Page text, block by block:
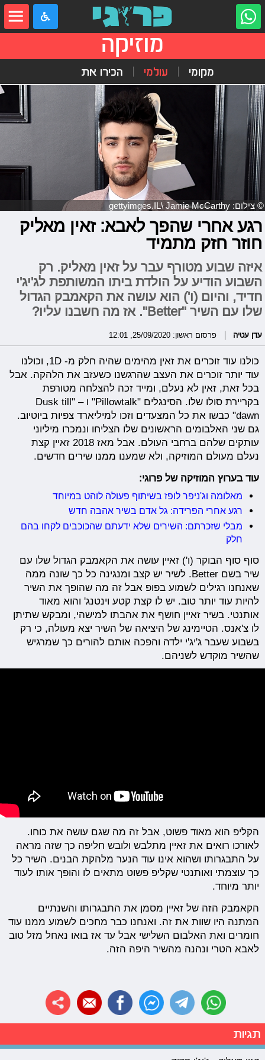
מוזיקה
מקומי עולמי הכירו את
© צילום: gettyimges.IL\ Jamie McCarthy
רגע אחרי שהפך לאבא: זאין מאליק
חוזר חזק מתמיד
איזה שבוע מטורף עבר על זאין מאליק. רק
השבוע הודיע על הולדת ביתו המשותפת לג'יג'י
חדיד, והיום (ו') הוא עושה את הקאמבק הגדול
שלו עם השיר "Better". אז מה חשבנו עליו?
עדן עטיה פרסום ראשון: 25/09/2020, 12:01
כולנו עוד זוכרים את זאין מהימים שהיה חלק מ- 1D, וכולנו
עוד יותר זוכרים את העצב שהרגשנו כשעזב את הלהקה. אבל
בכל זאת, זאין לא נעלם, ומייד זכה להצלחה מטורפת
בקריירת סולו שלו. הסינגלים "Pillowtalk" ו – "Dusk till
dawn" כבשו את כל המצעדים וזכו למיליארד צפיות ביוטיוב.
גם שני האלבומים הראשונים שלו הצליחו ונמכרו מיליוני
עותקים שלהם ברחבי העולם. אבל מאז 2018 זאיין קצת
נעלם מעולם המוזיקה, ולא שמענו ממנו שירים חדשים.
עוד בערוץ המוזיקה של פרוגי:
מאלומה וג'ניפר לופז בשיתוף פעולה לוהט במיוחד
רגע אחרי הפרידה: גל אדם בשיר אהבה חדש
מבלי שזכרתם: השירים שלא ידעתם שהכוכבים לקחו בהם
חלק
סוף סוף הבוקר (ו') זאיין עושה את הקאמבק הגדול שלו עם
שיר בשם Better. לשיר יש קצב ומנגינה כל כך שונה ממה
שאנחנו רגילים לשמוע בפופ אבל זה מה שהופך את השיר
להיות עוד יותר טוב. יש לו קצת קטע וינטנג' והוא מאוד
אותנטי. בשיר זאיין חושף את אהבתו למישהי, ומבקש שתיתן
לו צ'אנס. הטיימינג של היציאה של השיר יצא מעולה, כי רק
בשבוע שעבר ג'יג'י ילדה והפכה אותם להורים כך שמרגיש
שהשיר מוקדש לשניהם.
הקליפ הוא מאוד פשוט, אבל זה מה שגם עושה את כוחו.
לאורכו רואים את זאיין מתלבש ולובש חליפה כך שזה מראה
על התבגרותו ושהוא אינו עוד הנער מלהקת הבנים. השיר כל
כך עוצמתי ואותנטי שקליפ פשוט מתאים לו והופך אותו לעוד
יותר מיוחד.
הקאמבק הזה של זאיין מסמן את התבגרותו והשנתיים
המתנה היו שוות את זה. ואנחנו כבר מחכים לשמוע ממנו עוד
חומרים ואת האלבום השלישי אבל עד אז בואו נאחל מזל טוב
לאבא הטרי ונהנה מהשיר היפה הזה.
תגיות